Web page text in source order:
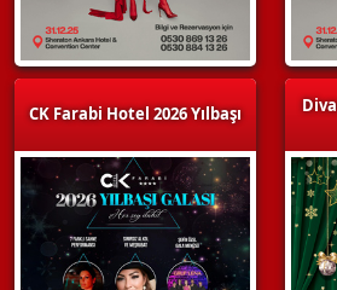
CK Farabi Hotel 2026 Yılbaşı